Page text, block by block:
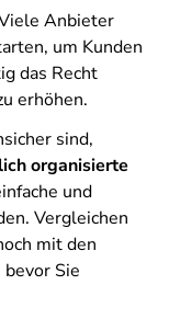
Anbieter
um Kunden
das Recht
erhöhen.
sind,
organisierte
und
Vergleichen
mit den
Sie